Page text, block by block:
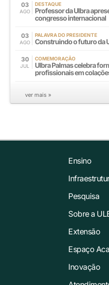
03
AGO
DESTAQUE
Professor da Ulbra
congresso internacional
03
AGO
PALAVRA DO PRESIDENTE
Construindo o futuro da
30
JUL
COMEMORAÇÃO
Ulbra Palmas celebra
profissionais em
ver mais »
Ensino
Pesquisa
Sobre a
Extensão
Espaço
Inovação